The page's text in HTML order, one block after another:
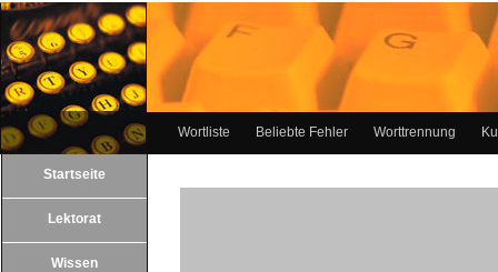
Wortliste Beliebte Fehler Worttrennung
Startseite
Lektorat
Wissen